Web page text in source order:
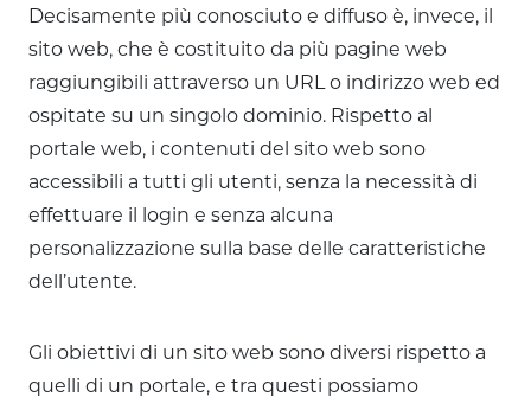
Decisamente più conosciuto e diffuso è, invece, il
sito web, che è costituito da più pagine web
raggiungibili attraverso un URL o indirizzo web ed
ospitate su un singolo dominio. Rispetto al
portale web, i contenuti del sito web sono
accessibili a tutti gli utenti, senza la necessità di
effettuare il login e senza alcuna
personalizzazione sulla base delle caratteristiche
dell’utente.
Gli obiettivi di un sito web sono diversi rispetto a
quelli di un portale, e tra questi possiamo